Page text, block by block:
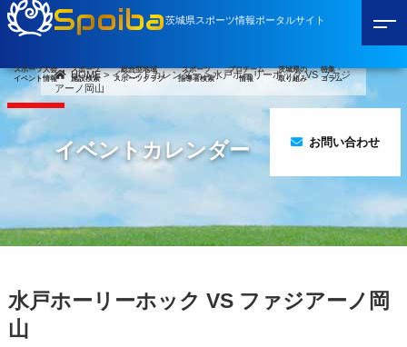
Spoiba茨城県スポーツ情報ポータルサイト
スポーツ大会
イベント情報
スポーツ
施設検索
総合型地域
スポーツクラブ
スポーツ
指導者検索
プロチーム
情報
茨城県の
取り組み
特集・
コラム
お問い合わせ
HOME>イベントカレンダー>水戸ホーリーホック VS ファジ
アーノ岡山
イベントカレンダー
水戸ホーリーホック VS ファジアーノ岡
山